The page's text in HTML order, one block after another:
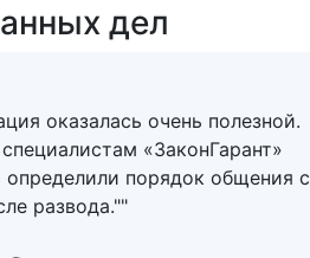
дел
оказалась очень полезной.
«ЗаконГарант»
порядок общения с
развода.""